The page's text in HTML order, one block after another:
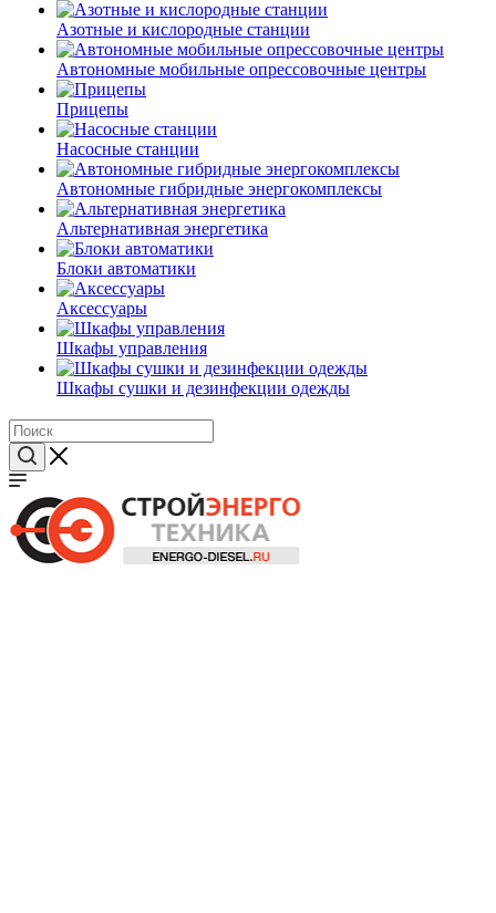
Азотные и кислородные станции
Автономные мобильные опрессовочные центры
Прицепы
Насосные станции
Автономные гибридные энергокомплексы
Альтернативная энергетика
Блоки автоматики
Аксессуары
Шкафы управления
Шкафы сушки и дезинфекции одежды